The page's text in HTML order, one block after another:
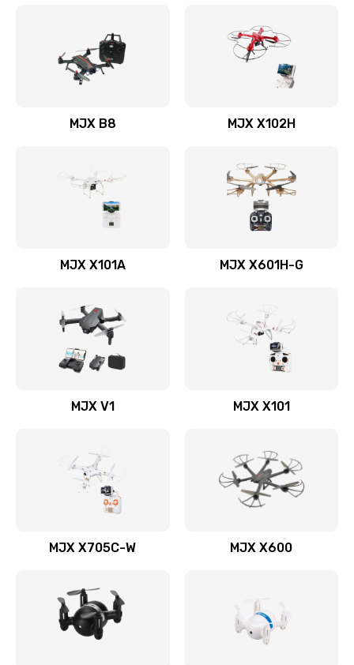
MJX B8 MJX X102H
MJX X101A MJX X601H-G
MJX V1 MJX X101
MJX X705C-W MJX X600